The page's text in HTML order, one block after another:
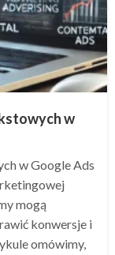
w
w Google Ads
mogą
konwersje i
omówimy,